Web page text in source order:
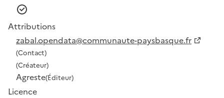
Attributions
zabal.opendata@communaute-paysbasque.fr
(Contact)
(Créateur)
Agreste(Éditeur)
Licence